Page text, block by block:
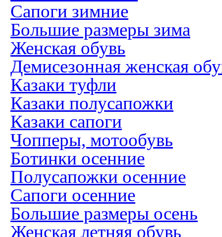
Сапоги зимние
Большие размеры зима
Женская обувь
Демисезонная женская
Казаки туфли
Казаки полусапожки
Казаки сапоги
Чопперы, мотообувь
Ботинки осенние
Полусапожки осенние
Сапоги осенние
Большие размеры осень
Женская летняя обувь